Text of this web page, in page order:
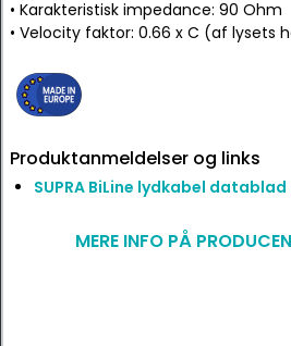
• Karakteristisk impedance: 90 Ohm
• Velocity faktor: 0.66 x C (af lysets
Produktanmeldelser og links
SUPRA BiLine lydkabel datablad
MERE INFO PÅ